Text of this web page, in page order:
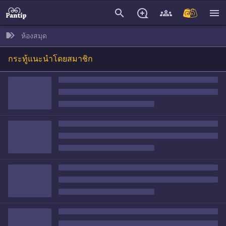
search menu
ห้องสมุด
กระทู้แนะนำโดยสมาชิก